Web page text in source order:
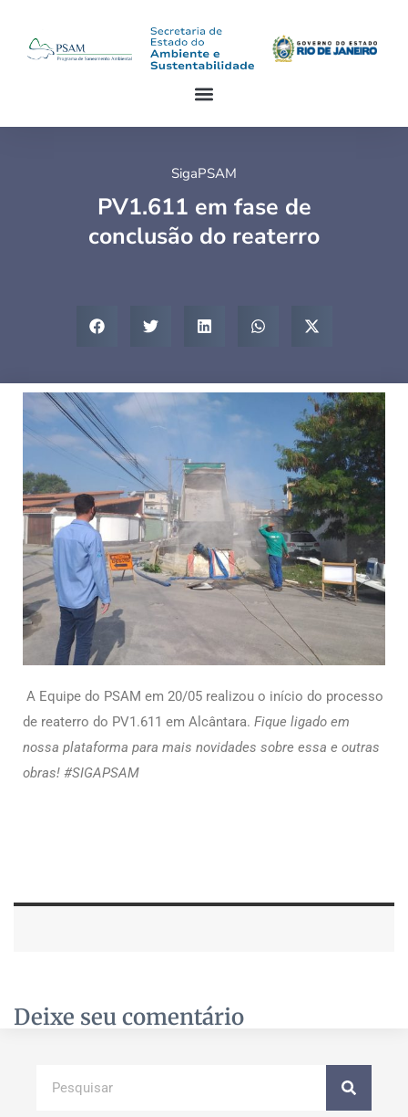
SigaPSAM
PV1.611 em fase de
conclusão do reaterro
A Equipe do PSAM em 20/05 realizou o início do processo
de reaterro do PV1.611 em Alcântara. Fique ligado em
nossa plataforma para mais novidades sobre essa e outras
obras! #SIGAPSAM
Deixe seu comentário